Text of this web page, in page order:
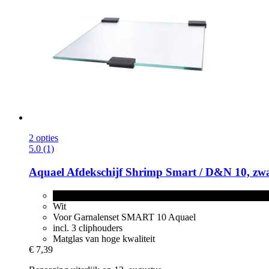
2 opties
5.0 (1)
Aquael Afdekschijf Shrimp Smart / D&N 10,
Wit
Voor Garnalenset SMART 10 Aquael
incl. 3 cliphouders
Matglas van hoge kwaliteit
€ 7,39